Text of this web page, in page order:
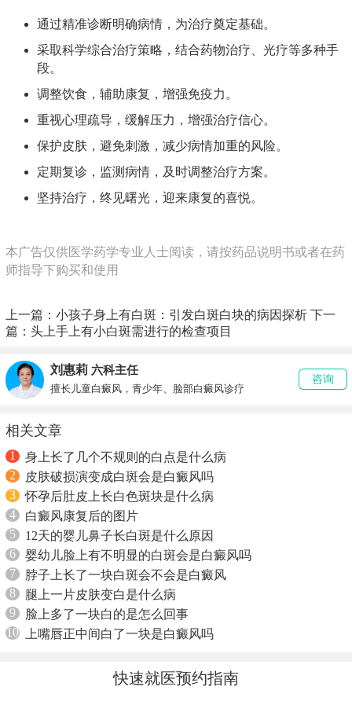
通过精准诊断明确病情，为治疗奠定基础。
采取科学综合治疗策略，结合药物治疗、光疗等多种手
段。
调整饮食，辅助康复，增强免疫力。
重视心理疏导，缓解压力，增强治疗信心。
保护皮肤，避免刺激，减少病情加重的风险。
定期复诊，监测病情，及时调整治疗方案。
坚持治疗，终见曙光，迎来康复的喜悦。
本广告仅供医学药学专业人士阅读，请按药品说明书或者在药
师指导下购买和使用
上一篇： 小孩子身上有白斑：引发白斑白块的病因探析 下一
篇： 头上手上有小白斑需进行的检查项目
刘惠莉 六科主任
擅长儿童白癜风，青少年、脸部白癜风诊疗
咨询
相关文章
1
身上长了几个不规则的白点是什么病
2
皮肤破损演变成白斑会是白癜风吗
3
怀孕后肚皮上长白色斑块是什么病
4
白癜风康复后的图片
5
12天的婴儿鼻子长白斑是什么原因
6
婴幼儿脸上有不明显的白斑会是白癜风吗
7
脖子上长了一块白斑会不会是白癜风
8
腿上一片皮肤变白是什么病
9
脸上多了一块白的是怎么回事
10
上嘴唇正中间白了一块是白癜风吗
快速就医预约指南